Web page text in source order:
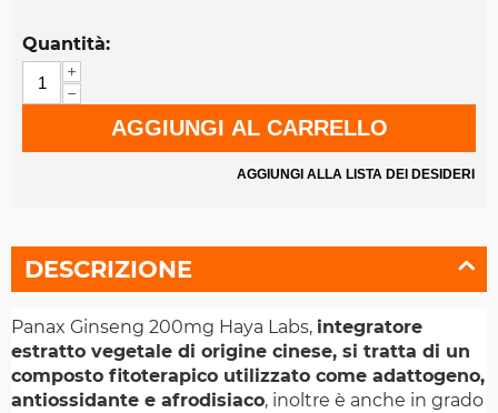
Quantità:
+
−
AGGIUNGI AL CARRELLO
AGGIUNGI ALLA LISTA DEI DESIDERI
DESCRIZIONE
Panax Ginseng 200mg Haya Labs, integratore
estratto vegetale di origine cinese, si tratta di un
composto fitoterapico utilizzato come adattogeno,
antiossidante e afrodisiaco, inoltre è anche in grado